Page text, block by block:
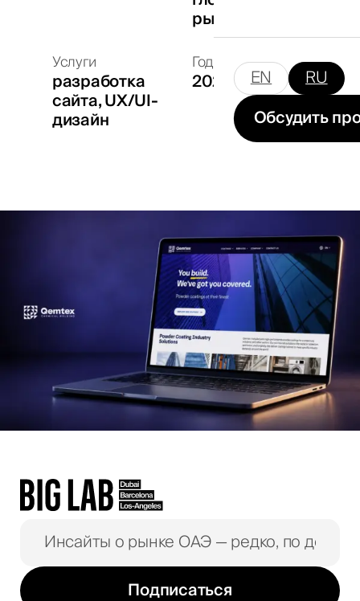
EN
RU
Обсудить
рынок
Услуги
разработка
сайта, UX/UI-
дизайн
Год
2024
Подписаться